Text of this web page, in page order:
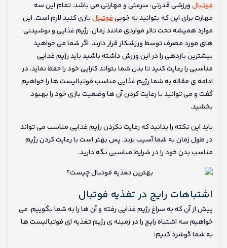
فوتبالورزشی قدرتی، سرعتی و مهارتی می باشد. تمام این سه
مهارت برای این که بتوانید به خوبیفوتبالبازی کنید لازم است. این
موارد همیشه تحت تاثر مواردی مانند زمان، رژیم غذایی و نوشیدنی
های مورد مصرف توسط ورزشکار قرار دارند. اگر شما می خواهید
بیشترین بازدهی را در این ورزش داشته باشید باید رژیم غذایی
مناسبی را رعایت کنید تا بدن شما بتواند کارایی خود را حفظ نماید. در
ادامه ی مقاله به شما رژیم غذایی مناسب فوتبالیست ها را خواهیم
گفت و می توانید با رعایت کردن آن ها وضعیت بازی خود را بهبود
بخشید.
باید این نکته را بدانید که رعایت نکردن رژیم غذایی مناسب می تواند
در طول زمان به شما آسیب بزند. پس بهتر است با رعایت کردن رژیم
مناسب بدن خود را در شرایط مناسبی نگه دارید.
اشتباهات رایج در تغذیه فوتبال
پیش از آن که به سراغ رژیم غذایی رفته و آن ها را به شما بگوییم، می
خواهیم سه اشتباه رایج را در زمینه ی رژیم تغذیه ای فوتبالیست ها
به شما گوشزد کنیم: